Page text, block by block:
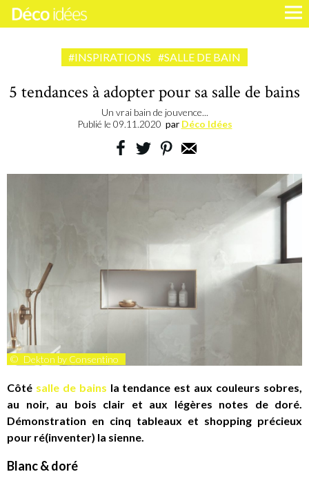
#INSPIRATIONS #SALLE DE BAIN
5 tendances à adopter pour sa salle de bains
Un vrai bain de jouvence...
Publié le 09.11.2020 par Déco Idées
© Dekton by Consentino
Côté salle de bains la tendance est aux couleurs sobres,
au noir, au bois clair et aux légères notes de doré.
Démonstration en cinq tableaux et shopping précieux
pour ré(inventer) la sienne.
Blanc & doré